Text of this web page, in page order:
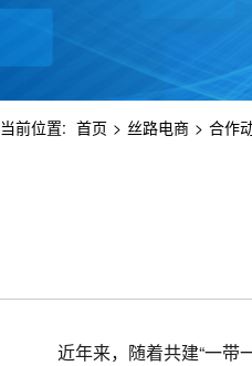
当前位置: 首页 > 丝路电商 > 合作
近年来，随着共建“一带一